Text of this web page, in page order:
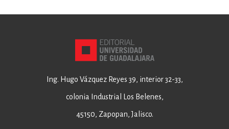
Ing. Hugo Vázquez Reyes 39, interior 32-33,
colonia Industrial Los Belenes,
45150, Zapopan, Jalisco.